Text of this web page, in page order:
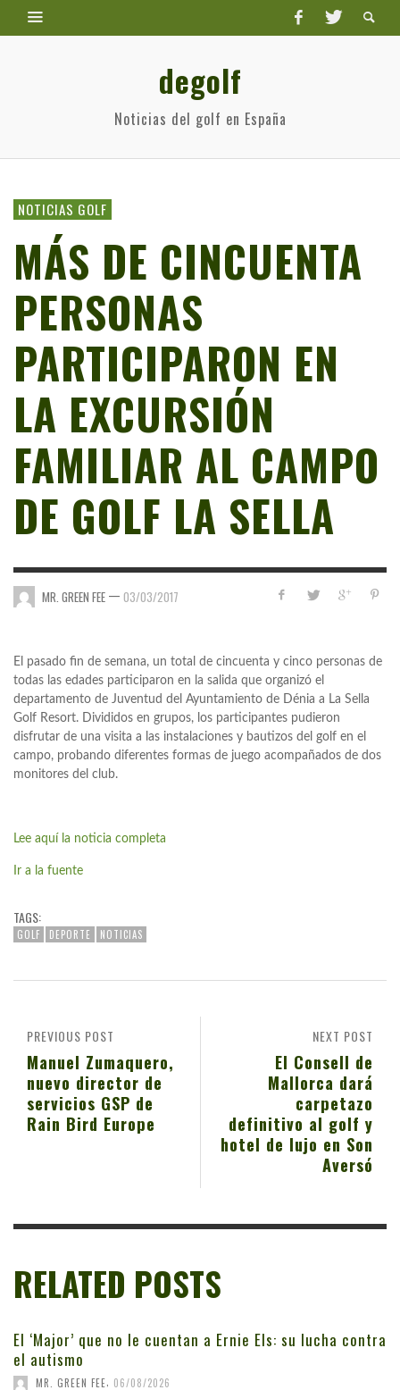
degolf
Noticias del golf en España
NOTICIAS GOLF
MÁS DE CINCUENTA
PERSONAS
PARTICIPARON EN
LA EXCURSIÓN
FAMILIAR AL CAMPO
DE GOLF LA SELLA
MR. GREEN FEE — 03/03/2017
El pasado fin de semana, un total de cincuenta y cinco personas de
todas las edades participaron en la salida que organizó el
departamento de Juventud del Ayuntamiento de Dénia a La Sella
Golf Resort. Divididos en grupos, los participantes pudieron
disfrutar de una visita a las instalaciones y bautizos del golf en el
campo, probando diferentes formas de juego acompañados de dos
monitores del club.
Lee aquí la noticia completa
Ir a la fuente
TAGS:
GOLF DEPORTE NOTICIAS
NEXT POST
El Consell de
Mallorca dará
carpetazo
definitivo al golf y
hotel de lujo en Son
Aversó
PREVIOUS POST
Manuel Zumaquero,
nuevo director de
servicios GSP de
Rain Bird Europe
RELATED POSTS
El ‘Major’ que no le cuentan a Ernie Els: su lucha contra
el autismo
MR. GREEN FEE, 06/08/2026